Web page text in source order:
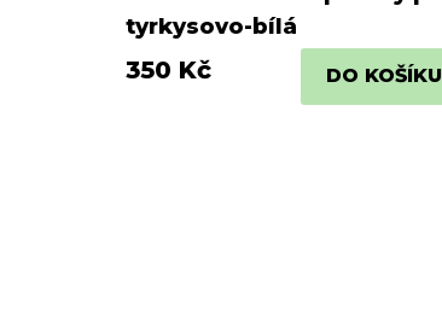
tyrkysovo-bílá
350 Kč DO KOŠÍKU